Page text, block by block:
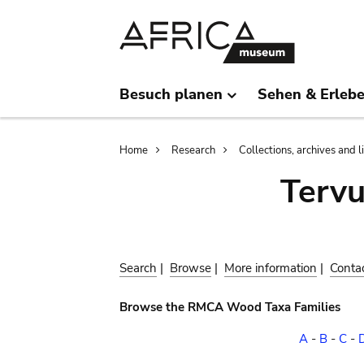
Besuch planen Sehen &
Breadcrumb
Home Research Collections, archives and
Search | Browse | More information |
Browse the RMCA Wood Taxa Families
A- B- C-